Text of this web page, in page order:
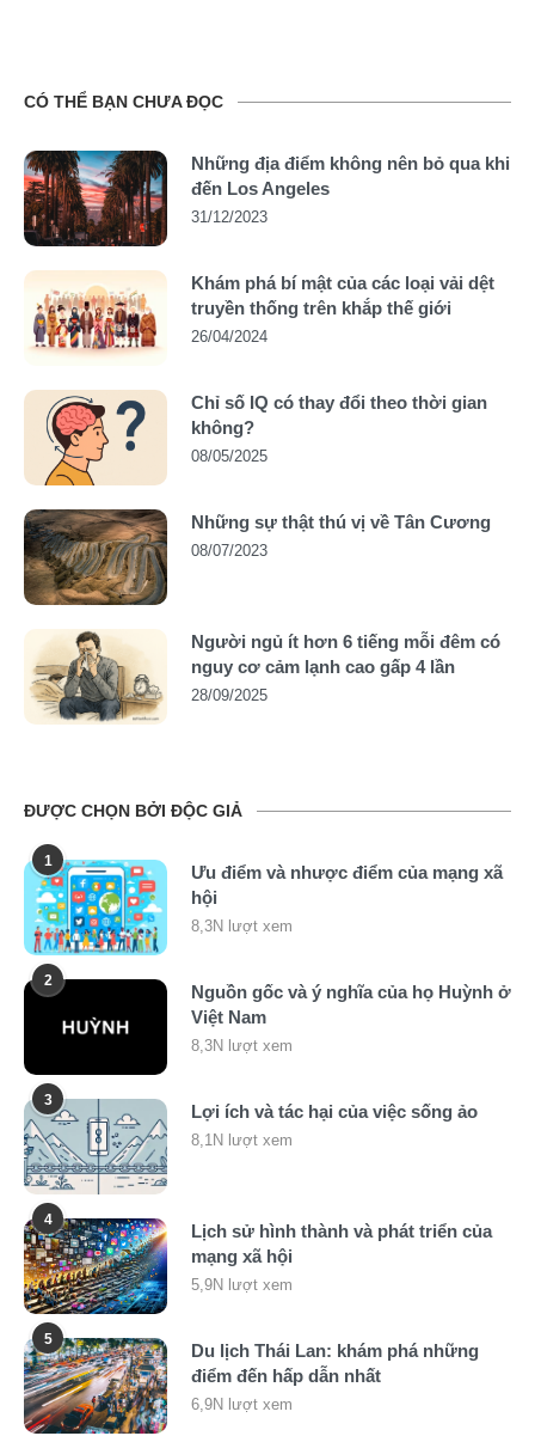
CÓ THỂ BẠN CHƯA ĐỌC
Những địa điểm không nên bỏ qua khi
đến Los Angeles
31/12/2023
Khám phá bí mật của các loại vải dệt
truyền thống trên khắp thế giới
26/04/2024
Chỉ số IQ có thay đổi theo thời gian
không?
08/05/2025
Những sự thật thú vị về Tân Cương
08/07/2023
Người ngủ ít hơn 6 tiếng mỗi đêm có
nguy cơ cảm lạnh cao gấp 4 lần
28/09/2025
ĐƯỢC CHỌN BỞI ĐỘC GIẢ
1
Ưu điểm và nhược điểm của mạng xã
hội
8,3N lượt xem
2
Nguồn gốc và ý nghĩa của họ Huỳnh ở
Việt Nam
8,3N lượt xem
3
Lợi ích và tác hại của việc sống ảo
8,1N lượt xem
4
Lịch sử hình thành và phát triển của
mạng xã hội
5,9N lượt xem
5
Du lịch Thái Lan: khám phá những
điểm đến hấp dẫn nhất
6,9N lượt xem